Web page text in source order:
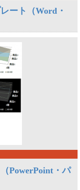
ート（Word・
PowerPoint・パ